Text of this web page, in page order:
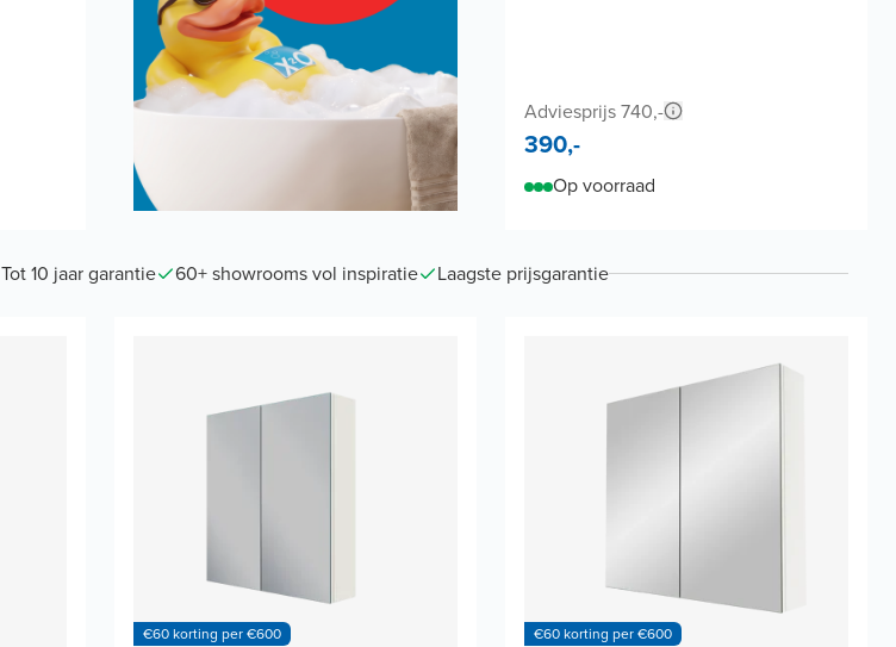
Adviesprijs 740,-
390,-
Op voorraad
Tot 10 jaar garantie 60+ showrooms vol inspiratie Laagste prijsgarantie
€60 korting per €600 €60 korting per €600